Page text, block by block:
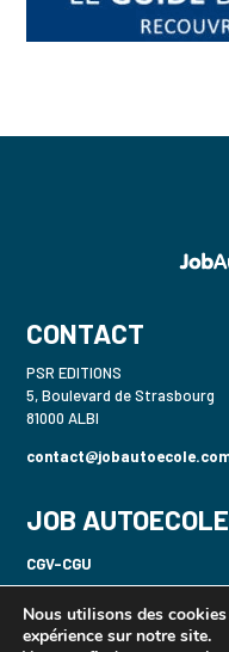
CONTACT
PSR EDITIONS
5, Boulevard de Strasbourg
81000 ALBI
JOB AUTOECOLE
CGV-CGU
Mentions légales
Nous utilisons des
expérience sur notre site.